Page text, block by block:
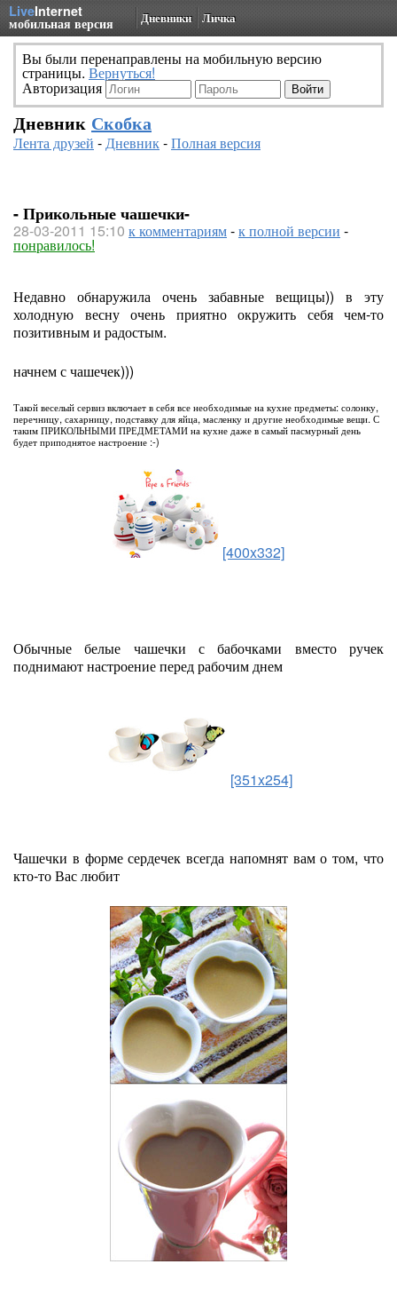
LiveInternet
мобильная версия Дневники Личка
Вы были перенаправлены на мобильную версию
страницы. Вернуться!
Авторизация
Дневник Скобка
Лента друзей -Дневник-Полная версия
- Прикольные чашечки-
28-03-2011 15:10 к комментариям-к полной версии -
понравилось!
Недавно обнаружила очень забавные вещицы)) в эту
холодную весну очень приятно окружить себя чем-то
позитивным и радостым.
начнем с чашечек)))
Такой веселый сервиз включает в себя все необходимые на кухне предметы: солонку,
перечницу, сахарницу, подставку для яйца, масленку и другие необходимые вещи. С
таким ПРИКОЛЬНЫМИ ПРЕДМЕТАМИ на кухне даже в самый пасмурный день
будет приподнятое настроение :-)
[400x332]
Обычные белые чашечки с бабочками вместо ручек
поднимают настроение перед рабочим днем
[351x254]
Чашечки в форме сердечек всегда напомнят вам о том, что
кто-то Вас любит